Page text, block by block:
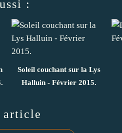
:
Soleil couchant sur la Lys
Halluin - Février 2015.
article